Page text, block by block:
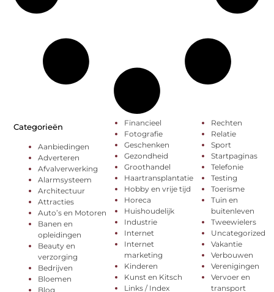
Categorieën
Aanbiedingen
Adverteren
Afvalverwerking
Alarmsysteem
Architectuur
Attracties
Auto’s en Motoren
Banen en
opleidingen
Beauty en
verzorging
Bedrijven
Bloemen
Blog
Financieel
Fotografie
Geschenken
Gezondheid
Groothandel
Haartransplantatie
Hobby en vrije tijd
Horeca
Huishoudelijk
Industrie
Internet
Internet
marketing
Kinderen
Kunst en Kitsch
Links / Index
Rechten
Relatie
Sport
Startpaginas
Telefonie
Testing
Toerisme
Tuin en
buitenleven
Tweewielers
Uncategorized
Vakantie
Verbouwen
Verenigingen
Vervoer en
transport